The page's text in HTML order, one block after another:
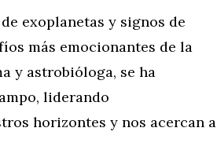
exoplanetas y signos de
más emocionantes de la
y astrobióloga, se ha
liderando
horizontes y nos acercan a